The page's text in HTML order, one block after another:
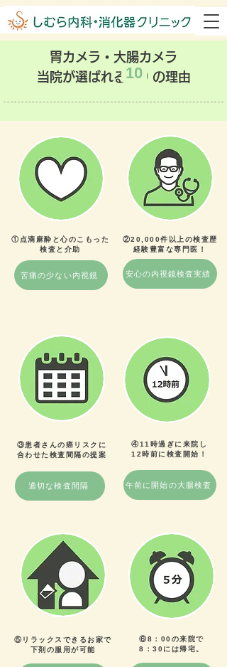
胃カメラ・大腸カメラ
当院が選ばれる
10 の理由
10
①点滴麻酔と心のこもった
​検査と介助
苦痛の少ない内視鏡
②20,000件以上の検査歴
経験豊富な専門医！
安心の内視鏡検査実績
③患者さんの癌リスクに
​合わせた検査間隔の提案
適切な検査間隔
④11時過ぎに来院し
​12時前に検査開始！
午前に開始の大腸検査
⑤リラックスできるお家で
​下剤の服用が可能
⑥8：00の来院で
8：30には帰宅。